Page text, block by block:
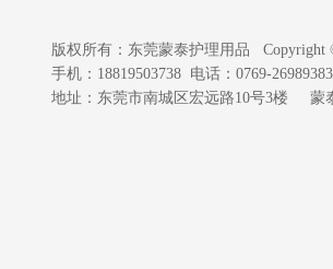
版权所有：东莞蒙泰护理用品 Copyright
手机：18819503738 电话：0769-
地址：东莞市南城区宏远路10号3楼